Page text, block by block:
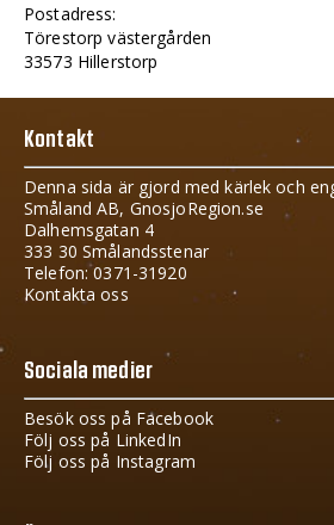
Postadress:
Törestorp västergården
33573 Hillerstorp
Kontakt
Denna sida är gjord med kärlek och
Småland AB, GnosjoRegion.se
Dalhemsgatan 4
333 30 Smålandsstenar
Telefon: 0371-31920
Kontakta oss
Sociala medier
Besök oss på Facebook
Följ oss på LinkedIn
Följ oss på Instagram